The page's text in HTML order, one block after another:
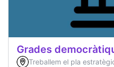
Grades
Treballem el pla